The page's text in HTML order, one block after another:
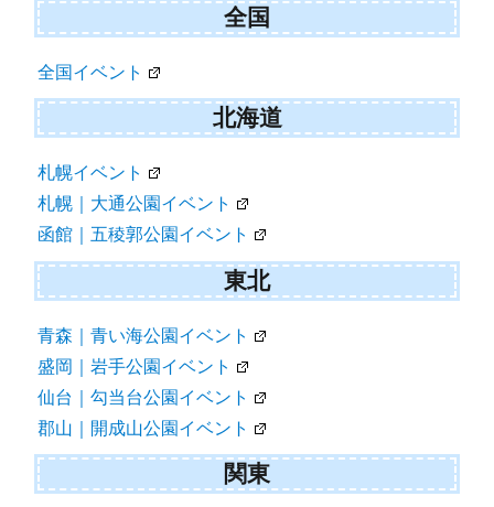
ン
全国
全国イベント
北海道
札幌イベント
札幌｜大通公園イベント
函館｜五稜郭公園イベント
東北
青森｜青い海公園イベント
盛岡｜岩手公園イベント
仙台｜勾当台公園イベント
郡山｜開成山公園イベント
関東